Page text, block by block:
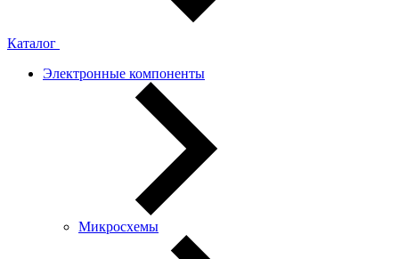
Каталог
Электронные компоненты
Микросхемы